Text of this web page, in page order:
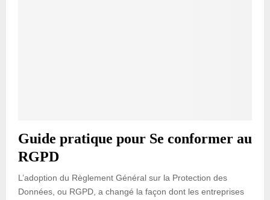
Guide pratique pour Se conformer au
RGPD
L’adoption du Règlement Général sur la Protection des
Données, ou RGPD, a changé la façon dont les entreprises